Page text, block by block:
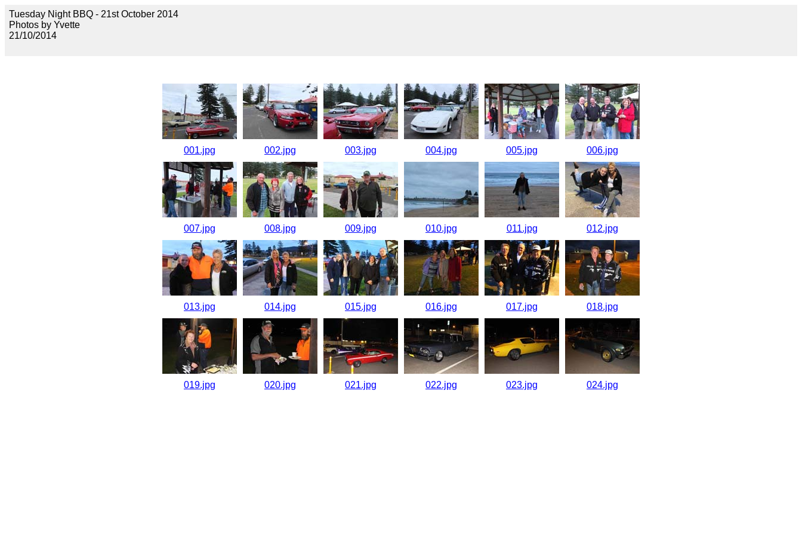
Tuesday Night BBQ - 21st October 2014
Photos by Yvette
21/10/2014
001.jpg 002.jpg 003.jpg 004.jpg 005.jpg 006.jpg
007.jpg 008.jpg 009.jpg 010.jpg 011.jpg 012.jpg
013.jpg 014.jpg 015.jpg 016.jpg 017.jpg 018.jpg
019.jpg 020.jpg 021.jpg 022.jpg 023.jpg 024.jpg